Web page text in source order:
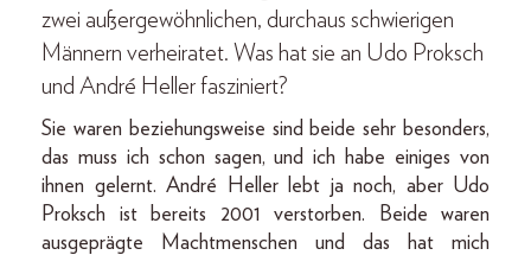
zwei außergewöhnlichen, durchaus schwierigen
Männern verheiratet. Was hat sie an Udo Proksch
und André Heller fasziniert?
Sie waren beziehungsweise sind beide sehr besonders,
das muss ich schon sagen, und ich habe einiges von
ihnen gelernt. André Heller lebt ja noch, aber Udo
Proksch ist bereits 2001 verstorben. Beide waren
ausgeprägte Machtmenschen und das hat mich